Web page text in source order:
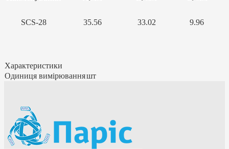
SCS-28 35.56 33.02 9.96
Характеристики
Одиниця вимірюванняшт